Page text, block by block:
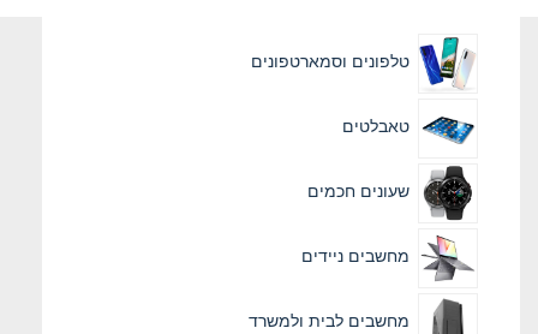
טלפונים וסמארטפונים
טאבלטים
שעונים חכמים
מחשבים ניידים
מחשבים לבית ולמשרד